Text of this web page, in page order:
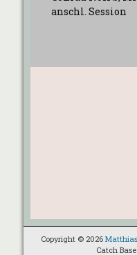
anschl. Session
Copyright © 2026
Catch